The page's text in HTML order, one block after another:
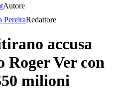
Autore
PereiraRedattore
accusa
Roger Ver con
milioni